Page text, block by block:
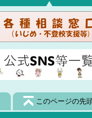
このページの先